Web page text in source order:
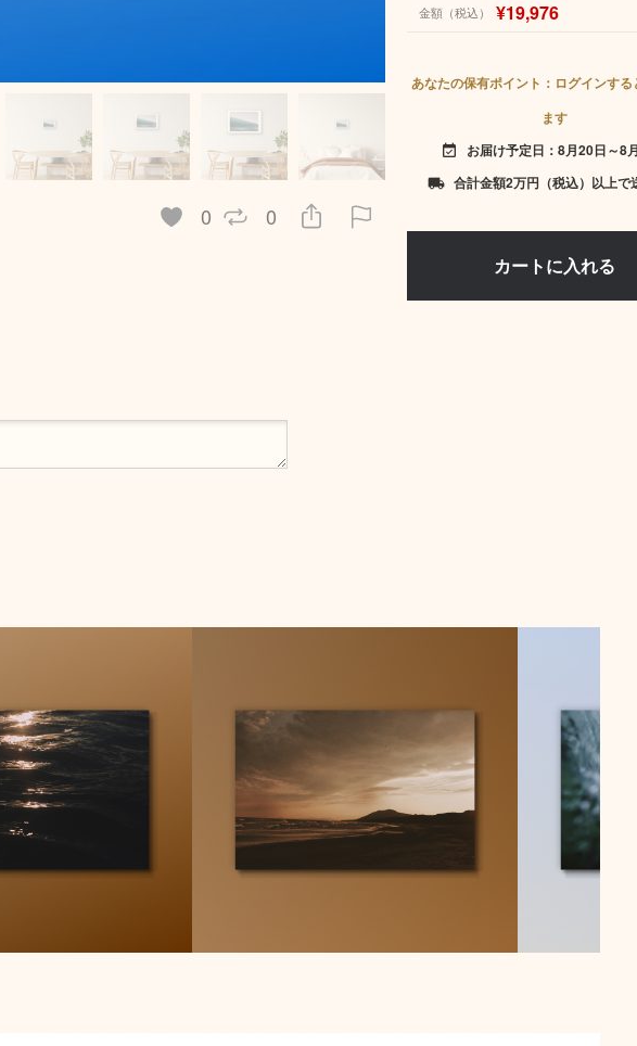
0 0
金額（税込） ¥19,976
あなたの保有ポイント：ログインす
ます
event_available お届け予定日：8月20日～8
local_shipping 合計金額2万円（税込）以上で